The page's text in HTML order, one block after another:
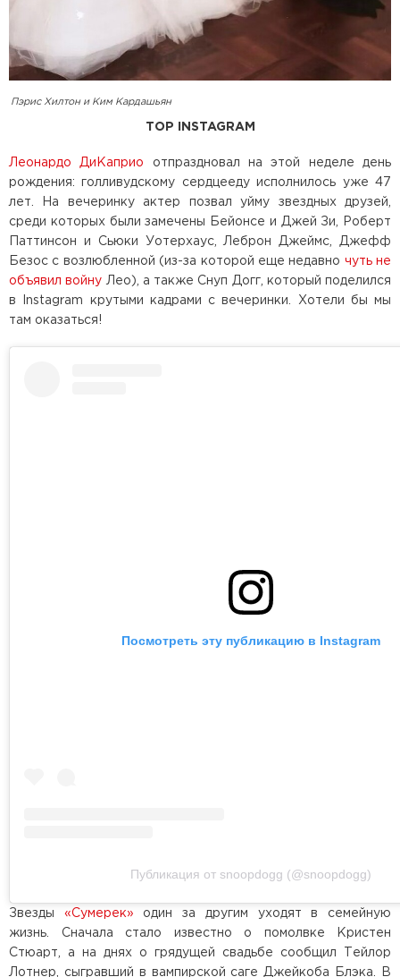
Пэрис Хилтон и Ким Кардашьян
TOP INSTAGRAM
Леонардо ДиКаприо
отпраздновал на этой неделе день
рождения: голливудскому сердцееду исполнилось уже 47
лет. На вечеринку актер позвал уйму звездных друзей,
среди которых были замечены Бейонсе и Джей Зи, Роберт
Паттинсон и Сьюки Уотерхаус, Леброн Джеймс, Джефф
Безос с возлюбленной (из-за которой еще недавно чуть не
объявил войну Лео), а также Снуп Догг, который поделился
в Instagram крутыми кадрами с вечеринки. Хотели бы мы
там оказаться!
Посмотреть эту публикацию в Instagram
Публикация от snoopdogg (@snoopdogg)
Звезды «Сумерек» один за другим уходят в семейную
жизнь. Сначала стало известно о помолвке Кристен
Стюарт, а на днях о грядущей свадьбе сообщил Тейлор
Лотнер, сыгравший в вампирской саге Джейкоба Блэка. В